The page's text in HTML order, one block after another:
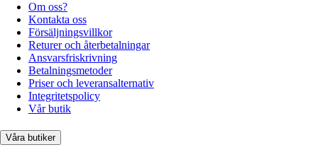
Om oss?
Kontakta oss
Försäljningsvillkor
Returer och återbetalningar
Ansvarsfriskrivning
Betalningsmetoder
Priser och leveransalternativ
Integritetspolicy
Vår butik
Våra butiker